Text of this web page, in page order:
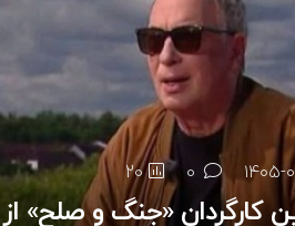
اعتراض عراقچی به همتای بلغارستانی
ایران
کشورهایی که به متجاوزان کمک می
سنتکام پایان تجاوز جدید به ایران را
۰۵-۱۶
20
کارگردان «جنگ و صلح» از
۰۵-۱۴ 0
4 ۰۵-۱۳ 0
45